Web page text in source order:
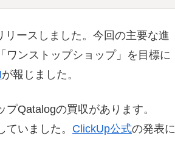
ースしました。今回の主要な進
ンストップショップ」を目標に
が報じました。
Qatalogの買収があります。
いました。 ClickUp公式の発表に